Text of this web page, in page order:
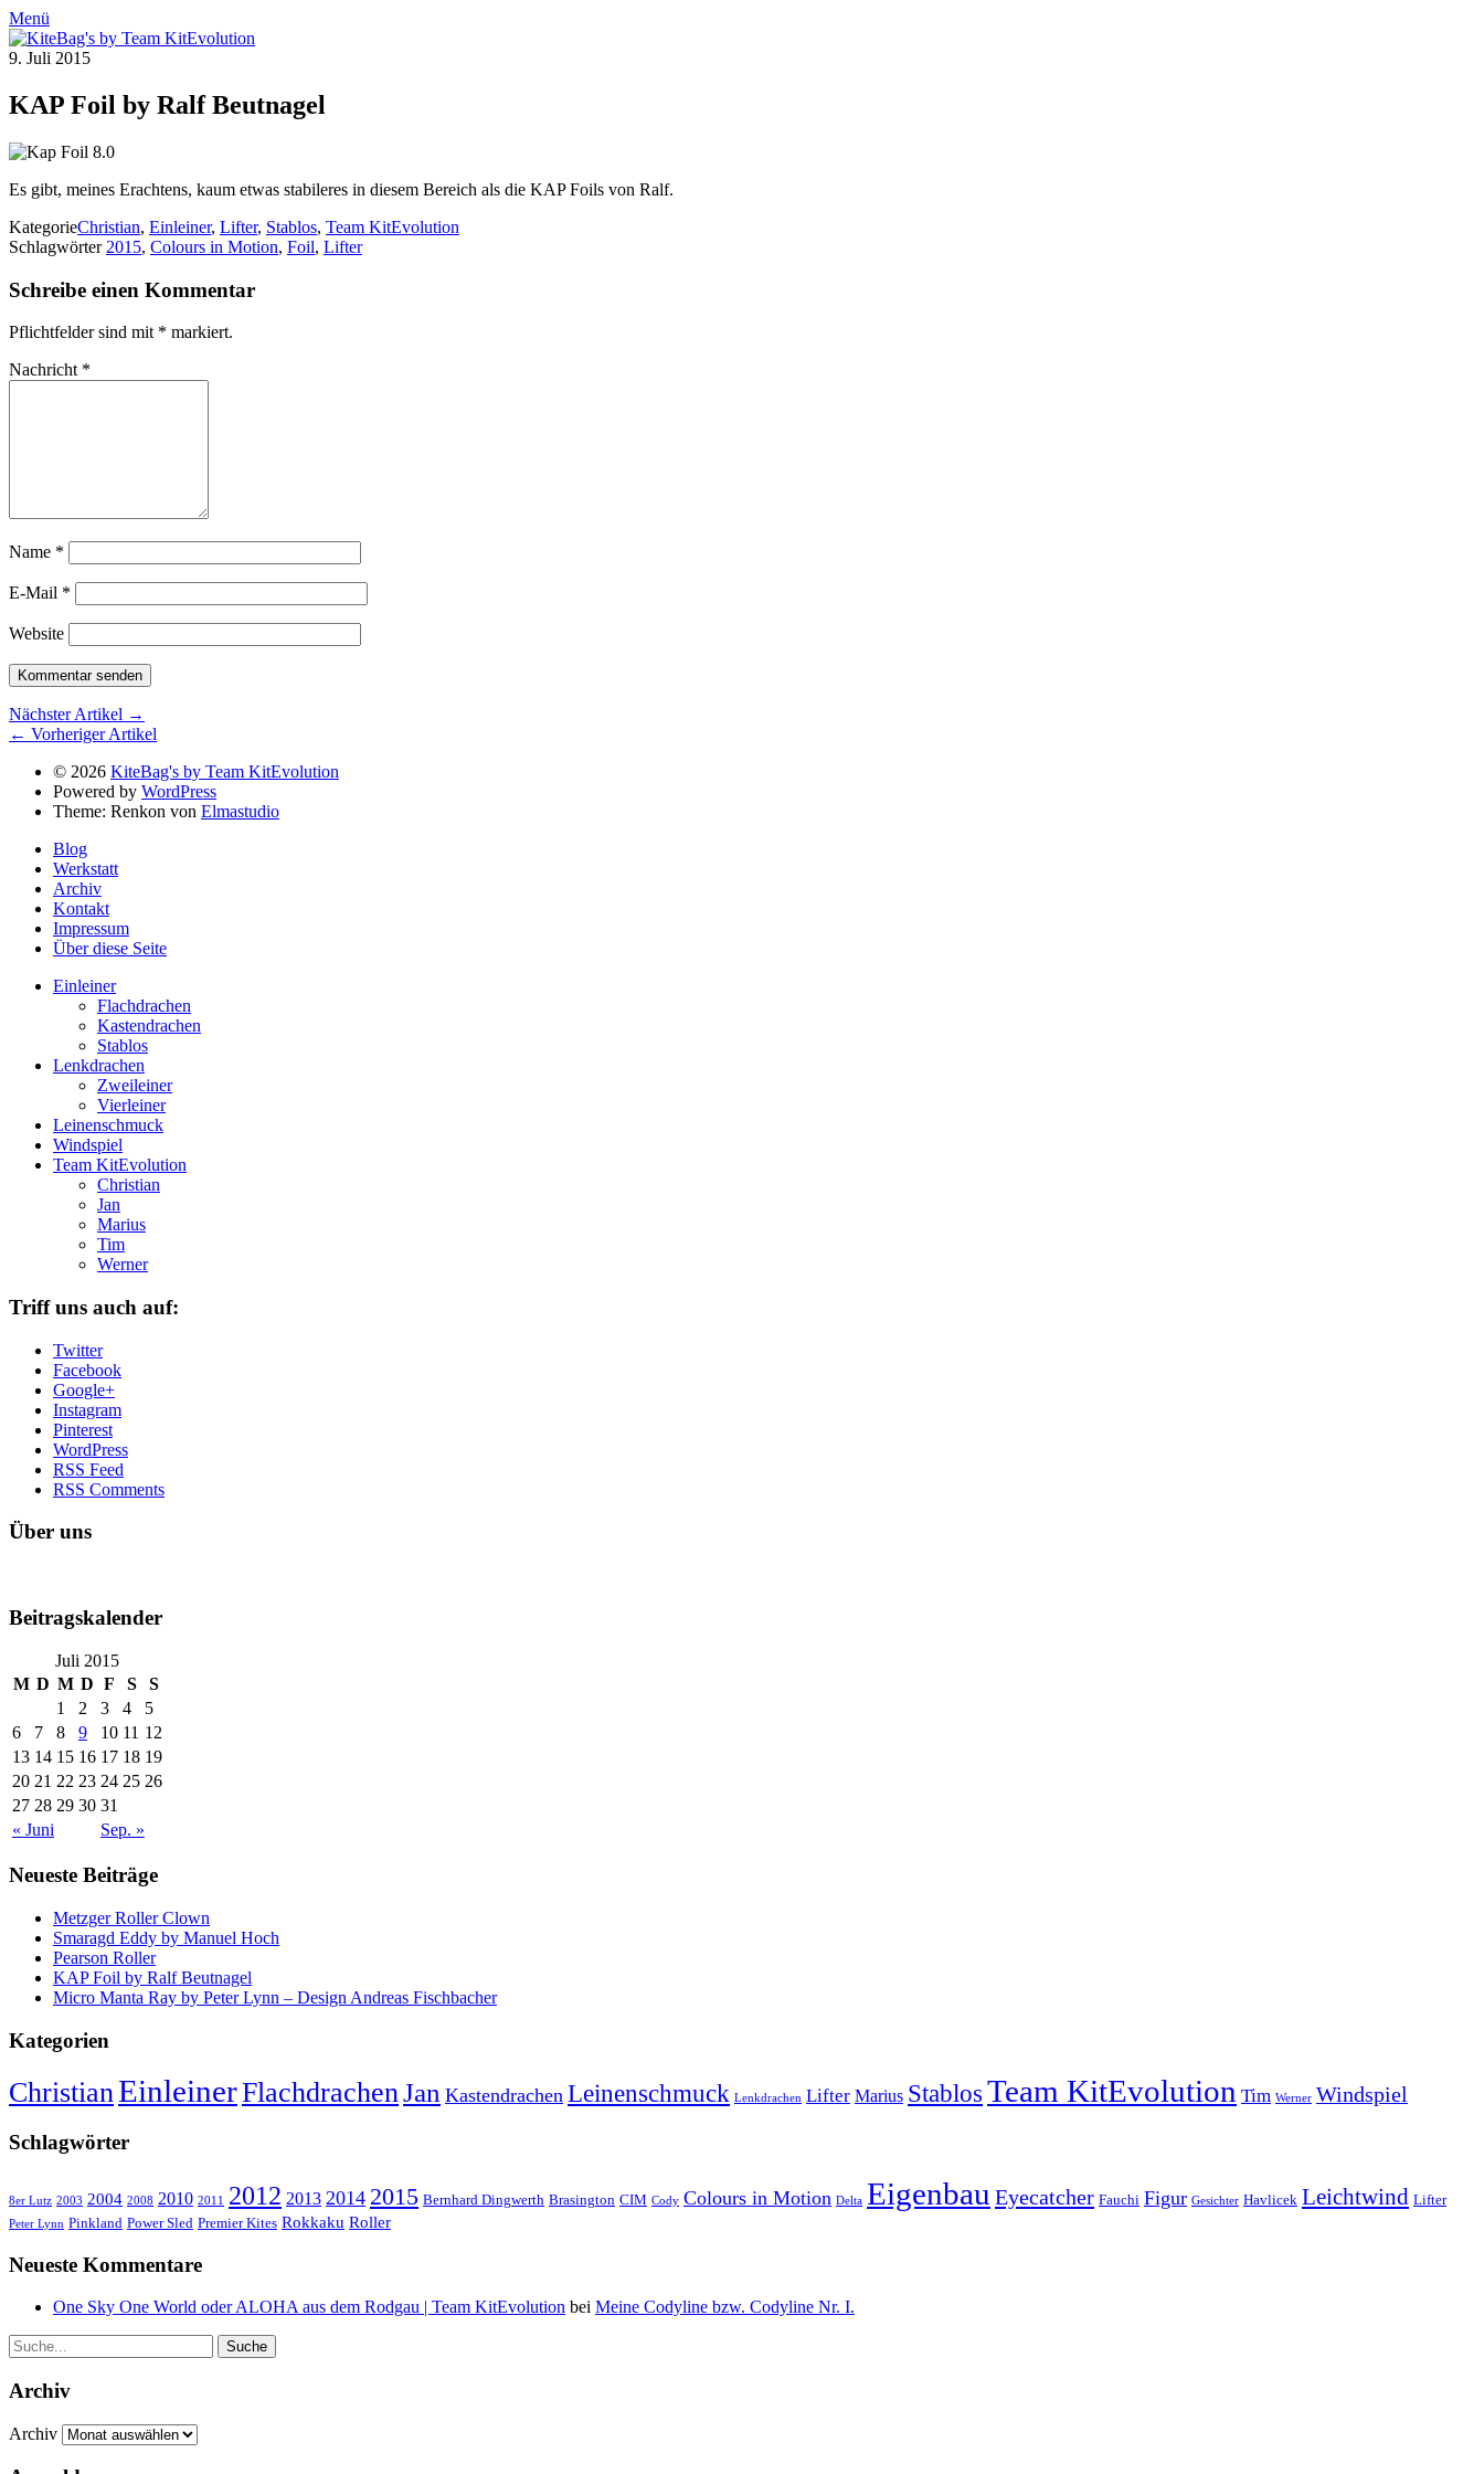
Menü
9. Juli 2015
KAP Foil by Ralf Beutnagel
Es gibt, meines Erachtens, kaum etwas stabileres in diesem Bereich als die KAP Foils von Ralf.
KategorieChristian, Einleiner, Lifter, Stablos, Team KitEvolution
Schlagwörter 2015, Colours in Motion, Foil, Lifter
Schreibe einen Kommentar
Pflichtfelder sind mit * markiert.
Nachricht *
Name *
E-Mail *
Website
Nächster Artikel →
← Vorheriger Artikel
© 2026 KiteBag's by Team KitEvolution
Powered by WordPress
Theme: Renkon von Elmastudio
Blog
Werkstatt
Archiv
Kontakt
Impressum
Über diese Seite
Einleiner
Flachdrachen
Kastendrachen
Stablos
Lenkdrachen
Zweileiner
Vierleiner
Leinenschmuck
Windspiel
Team KitEvolution
Christian
Jan
Marius
Tim
Werner
Triff uns auch auf:
Twitter
Facebook
Google+
Instagram
Pinterest
WordPress
RSS Feed
RSS Comments
Über uns
Beitragskalender
Juli 2015
M D M D F S S
« Juni Sep. »
1 2 3 4
5
6
7 8 9 10 11 12
13 14 15 16 17 18 19
20 21 22 23 24 25 26
27 28 29 30 31
Neueste Beiträge
Metzger Roller Clown
Smaragd Eddy by Manuel Hoch
Pearson Roller
KAP Foil by Ralf Beutnagel
Micro Manta Ray by Peter Lynn – Design Andreas Fischbacher
Kategorien
ChristianEinleinerFlachdrachenJan Kastendrachen Leinenschmuck Lenkdrachen Lifter Marius Stablos Team KitEvolution Tim Werner Windspiel
Schlagwörter
8er Lutz 2003 2004 2008 2010 2011 2012 2013 2014 2015 Bernhard Dingwerth Brasington CIM Cody Colours in Motion Delta Eigenbau Eyecatcher Fauchi Figur Gesichter Havlicek Leichtwind Lifter
Peter Lynn Pinkland Power Sled Premier Kites Rokkaku Roller
Neueste Kommentare
One Sky One World oder ALOHA aus dem Rodgau | Team KitEvolution bei Meine Codyline bzw. Codyline Nr. I.
Archiv
Archiv